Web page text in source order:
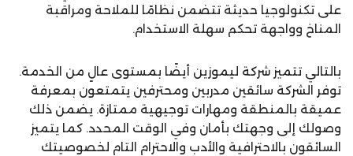
على تكنولوجيا حديثة تتضمن نظامًا للملاحة ومراقبة
المناخ وواجهة تحكم سهلة الاستخدام.
بالتالي تتميز شركة ليموزين أيضًا بمستوى عالٍ من الخدمة.
توفر الشركة سائقين مدربين ومحترفين يتمتعون بمعرفة
عميقة بالمنطقة ومهارات توجيهية ممتازة. يضمن ذلك
وصولك إلى وجهتك بأمان وفي الوقت المحدد. كما يتميز
السائقون بالاحترافية والأدب والاحترام التام لخصوصيتك